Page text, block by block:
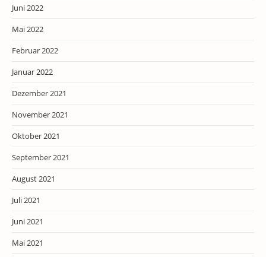
Juni 2022
Mai 2022
Februar 2022
Januar 2022
Dezember 2021
November 2021
Oktober 2021
September 2021
August 2021
Juli 2021
Juni 2021
Mai 2021